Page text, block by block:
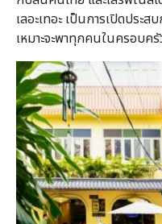
เลอะเทอะ เป็นการเปิดประ
เหมาะจะพาทุกคนในครอบค